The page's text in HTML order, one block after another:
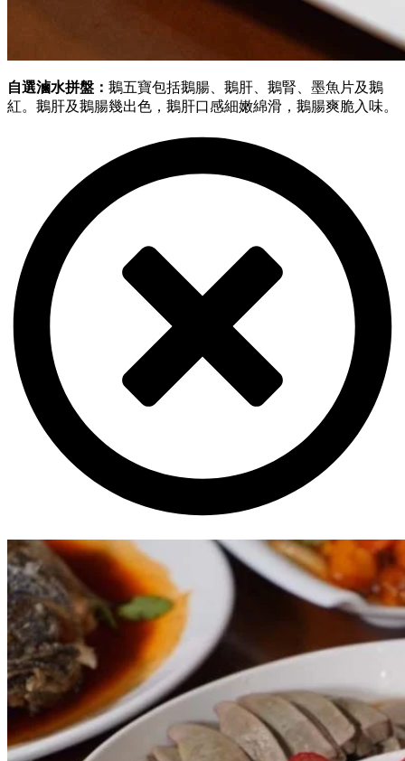
自選滷水拼盤： 鵝五寶包括鵝腸、鵝肝、鵝腎、墨魚片及鵝
紅。鵝肝及鵝腸幾出色，鵝肝口感細嫩綿滑，鵝腸爽脆入味。